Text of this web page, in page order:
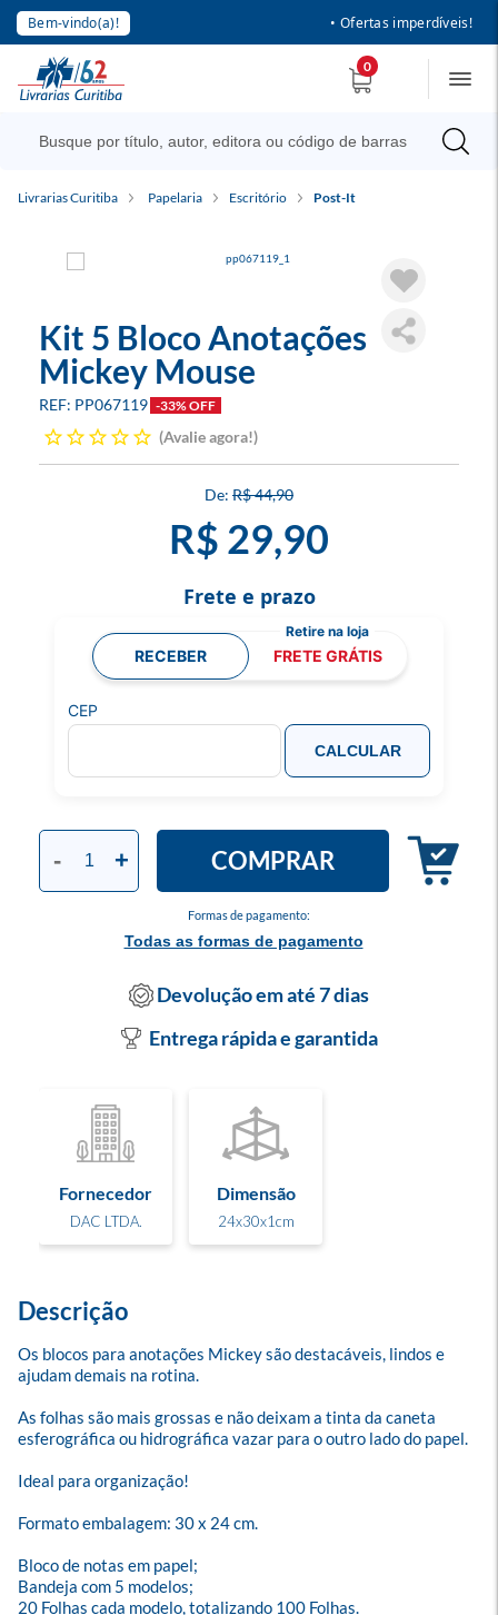
Bem-vindo(a)! • Ofertas imperdíveis!
0
Livrarias Curitiba Papelaria Escritório Post-It
Kit 5 Bloco Anotações
Mickey Mouse
PP067119 -33% OFF
Avalie agora!
R$ 44,90
R$ 29,90
Formas de pagamento:
Todas as formas de pagamento
- + COMPRAR
Frete e prazo
RECEBER FRETE GRÁTIS
CEP
CALCULAR
Devolução em até 7 dias
Entrega rápida e garantida
Fornecedor
DAC LTDA.
Dimensão
24x30x1cm
Descrição
Os blocos para anotações Mickey são destacáveis, lindos e
ajudam demais na rotina.
As folhas são mais grossas e não deixam a tinta da caneta
esferográfica ou hidrográfica vazar para o outro lado do papel.
Ideal para organização!
Formato embalagem: 30 x 24 cm.
Bloco de notas em papel;
Bandeja com 5 modelos;
20 Folhas cada modelo, totalizando 100 Folhas.